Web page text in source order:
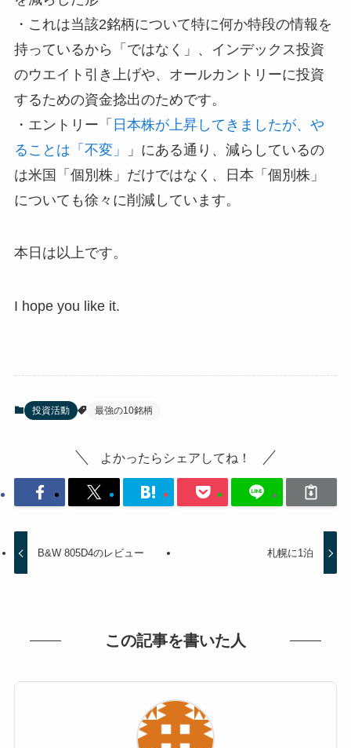
・これは当該2銘柄について特に何か特段の情報を
持っているから「ではなく」、インデックス投資
のウエイト引き上げや、オールカントリーに投資
するための資金捻出のためです。
・エントリー「 日本株が上昇してきましたが、や
ることは「不変」
」にある通り、減らしているの
は米国「個別株」だけではなく、日本「個別株」
についても徐々に削減しています。
本日は以上です。
I hope you like it.
投資活動 最強の10銘柄
よかったらシェアしてね！
B&W 805D4のレビュー 札幌に1泊
この記事を書いた人